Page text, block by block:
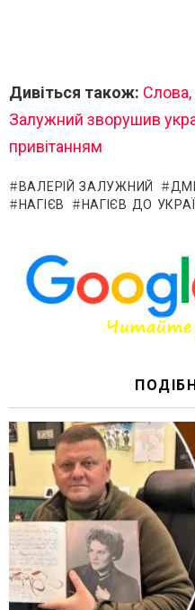
Дивіться також:
Залужний зворушив
привітанням
ВАЛЕРІЙ ЗАЛУЖНИЙ
НАГІЄВ
НАГІЄВ ДО